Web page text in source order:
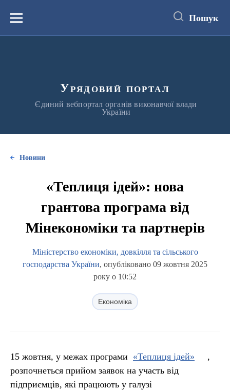
вмістуМеню Пошук
Урядовий портал
Єдиний вебпортал органів виконавчої влади
України
Новини
«Теплиця ідей»: нова
грантова програма від
Мінекономіки та партнерів
Міністерство економіки, довкілля та сільського
господарства України, опубліковано 09 жовтня 2025
року о 10:52
Економіка
15 жовтня, у межах програми «Теплиця ідей»
,
розпочнеться прийом заявок на участь від
підприємців, які працюють у галузі